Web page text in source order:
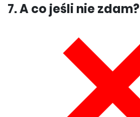
7. A co jeśli nie zdam?